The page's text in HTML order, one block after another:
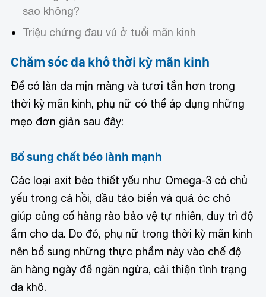
sao không?
Triệu chứng đau vú ở tuổi mãn kinh
Chăm sóc da khô thời kỳ mãn kinh
Để có làn da mịn màng và tươi tắn hơn trong
thời kỳ mãn kinh, phụ nữ có thể áp dụng những
mẹo đơn giản sau đây:
Bổ sung chất béo lành mạnh
Các loại axit béo thiết yếu như Omega-3 có chủ
yếu trong cá hồi, dầu tảo biển và quả óc chó
giúp củng cố hàng rào bảo vệ tự nhiên, duy trì độ
ẩm cho da. Do đó, phụ nữ trong thời kỳ mãn kinh
nên bổ sung những thực phẩm này vào chế độ
ăn hàng ngày để ngăn ngừa, cải thiện tình trạng
da khô.